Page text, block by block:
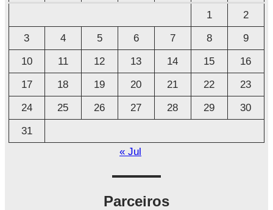
v
o
1
2
3
4 5 6 7 8
9
10
11 12 13 14 15
16
17
18 19 20 21 22
23
24
25 26 27 28 29
30
31
« Jul
Parceiros